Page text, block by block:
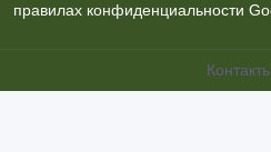
правилах конфиденциальности
Контакты